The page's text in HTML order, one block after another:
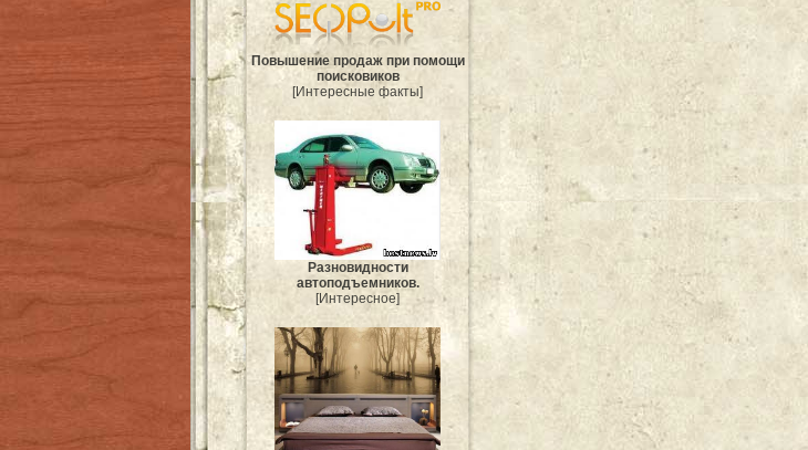
Повышение продаж при помощи
поисковиков
[Интересные факты]
Разновидности
автоподъемников.
[Интересное]